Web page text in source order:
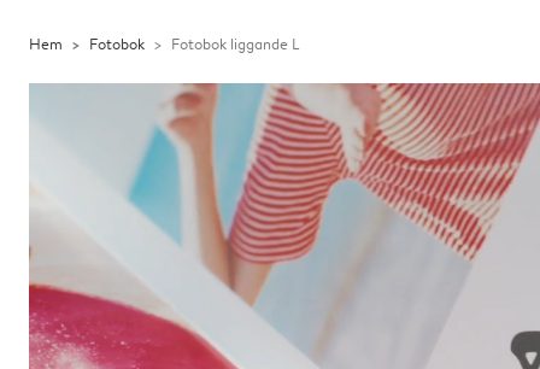
Hem Fotobok Fotobok liggande L